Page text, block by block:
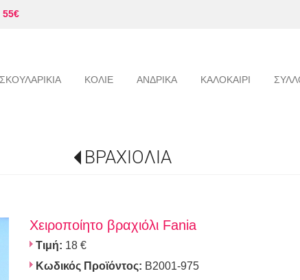
ΣΚΟΥΛΑΡΙΚΙΑ ΚΟΛΙΕ ΑΝΔΡΙΚΑ ΚΑΛΟΚΑΙΡΙ
ΒΡΑΧΙΟΛΙΑ
Χειροποίητο βραχιόλι Fania
Τιμή: 18 €
Κωδικός Προϊόντος: B2001-975